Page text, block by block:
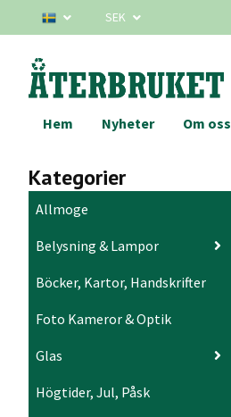
SEK
Hem Nyheter Om oss
Kategorier
Allmoge
Belysning & Lampor
Böcker, Kartor, Handskrifter
Foto Kameror & Optik
Glas
Högtider, Jul, Påsk